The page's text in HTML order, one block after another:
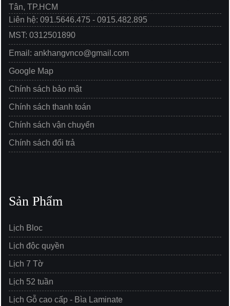
Tân, TP.HCM
Liên hệ: 091.5646.475 - 0915.482.895
MST: 0312501890
Email: ankhangvnco@gmail.com
Google Map
Chính sách bảo mật
Chính sách thanh toán
Chính sách vận chuyển
Chính sách đổi trả
Sản Phẩm
Lịch Bloc
Lịch độc quyền
Lịch 7 Tờ
Lịch 52 tuần
Lịch Gỗ cao cấp - Bìa Laminate